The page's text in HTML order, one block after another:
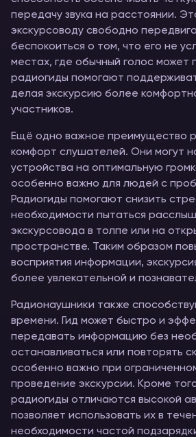
передачу звука на расстоянии.
экскурсоводу свободно
беспокоиться о том, что его не
местах, где обычный голос может
радиогиды помогают
делая экскурсию более
участников.
Ещё одно важное преимущество
комфорт слушателей. Они могут
устройства на оптимальную
особенно важно для людей с
Радиогиды помогают снизить
необходимости пытаться
экскурсовода в толпе или на
пространстве. Таким образом
восприятия информации,
более увлекательной и
Радионаушники также
времени. Гид может быстро и
передавать информацию без
останавливаться или повторять
особенно важно при
проведение экскурсии. Кроме
радиогиды отличаются высокой
позволяет использовать их в
необходимости частой